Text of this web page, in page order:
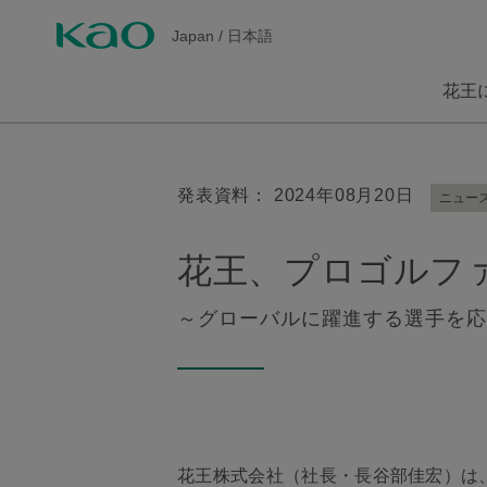
Japan / 日本語
花王
発表資料： 2024年08月20日 ニュー
花王、プロゴルフ
～グローバルに躍進する選手を
花王株式会社（社長・長谷部佳宏）